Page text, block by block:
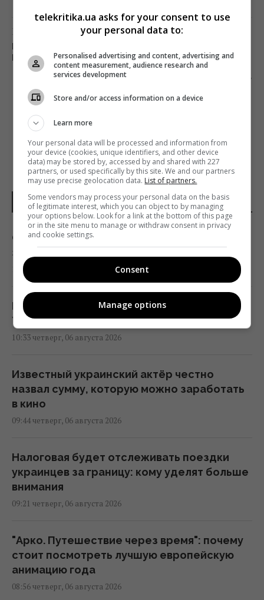
Предыдущий пост
НАДЕЖНЫМ СТРИМИНГОВЫМ СЕРВИСОМ
Следующий пост
СМИ МЕНЯЮТ ТАКТИКУ: ТЕПЕРЬ В ТРЕНДЕ
НОВОСТИ ДНЯ
Одно движение изменит и цифру, и знак:
задача со спичками для проверки IQ
10:44 четверг, 06 августа 2026
Мозговая объяснила, почему не уезжает из
Украины во время войны
10:33 четверг, 06 августа 2026
Известный украинский актёр честно
назвал сумму, которую можно заработать
в кино
09:44 четверг, 06 августа 2026
Налоговая будет отслеживать поездки
украинцев за границу: кому уделят больше
внимания
09:21 четверг, 06 августа 2026
"Арко. Путешествие через время": почему
стоит посмотреть лучшую европейскую
анимацию года
08:56 четверг, 06 августа 2026
telekritika.ua asks for your consent to use
your personal data to:
Personalised advertising and content, advertising and
content measurement, audience research and
services development
Store and/or access information on a device
Learn more
Your personal data will be processed and information from
your device (cookies, unique identifiers, and other device
data) may be stored by, accessed by and shared with 227
partners, or used specifically by this site. We and our partners
may use precise geolocation data. List of partners.
Some vendors may process your personal data on the basis
of legitimate interest, which you can object to by managing
your options below. Look for a link at the bottom of this page
or in the site menu to manage or withdraw consent in privacy
and cookie settings.
Consent
Manage options